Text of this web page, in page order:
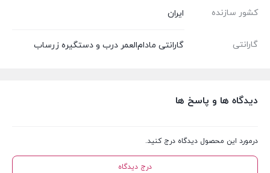
کشور سازنده ایران
گارانتی گارانتی مادام‌العمر درب و دستگیره زرساب
دیدگاه ها و پاسخ ها
درمورد این محصول دیدگاه درج کنید.
درج دیدگاه